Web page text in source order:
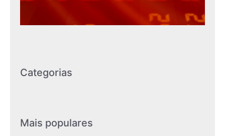
Categorias
Mais populares